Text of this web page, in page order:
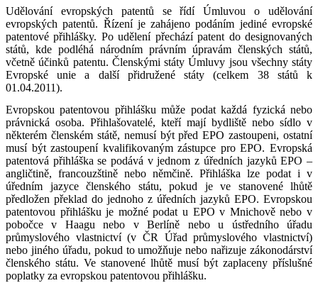
Udělování evropských patentů se řídí Úmluvou o udělování
evropských patentů. Řízení je zahájeno podáním jediné evropské
patentové přihlášky. Po udělení přechází patent do designovaných
států, kde podléhá národním právním úpravám členských států,
včetně účinků patentu. Členskými státy Úmluvy jsou všechny státy
Evropské unie a další přidružené státy (celkem 38 států k
01.04.2011).
Evropskou patentovou přihlášku může podat každá fyzická nebo
právnická osoba. Přihlašovatelé, kteří mají bydliště nebo sídlo v
některém členském státě, nemusí být před EPO zastoupeni, ostatní
musí být zastoupení kvalifikovaným zástupce pro EPO. Evropská
patentová přihláška se podává v jednom z úředních jazyků EPO –
angličtině, francouzštině nebo němčině. Přihláška lze podat i v
úředním jazyce členského státu, pokud je ve stanovené lhůtě
předložen překlad do jednoho z úředních jazyků EPO. Evropskou
patentovou přihlášku je možné podat u EPO v Mnichově nebo v
pobočce v Haagu nebo v Berlíně nebo u ústředního úřadu
průmyslového vlastnictví (v ČR Úřad průmyslového vlastnictví)
nebo jiného úřadu, pokud to umožňuje nebo nařizuje zákonodárství
členského státu. Ve stanovené lhůtě musí být zaplaceny příslušné
poplatky za evropskou patentovou přihlášku.